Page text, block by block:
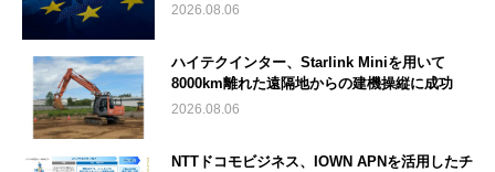
2026.08.06
ハイテクインター、Starlink Miniを用いて
8000km離れた遠隔地からの建機操縦に成功
2026.08.06
NTTドコモビジネス、IOWN APNを活用したチ